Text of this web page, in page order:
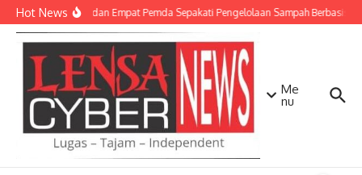
Lewati ke konten
Hot NewsTNI AD dan Empat Pemda Sepakati Pengelolaan Sampah Berbasis
Me
nu